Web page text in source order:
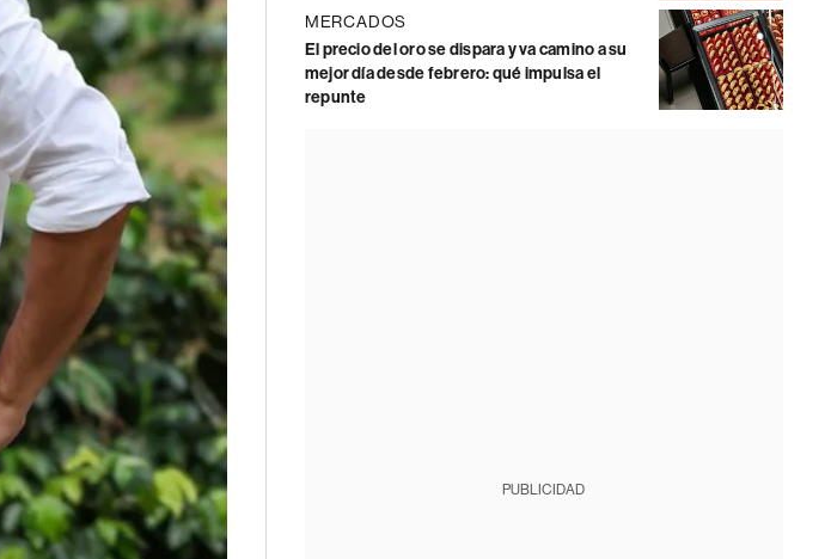
MERCADOS
El precio del oro se dispara y va camino a su
mejor día desde febrero: qué impulsa el
repunte
PUBLICIDAD